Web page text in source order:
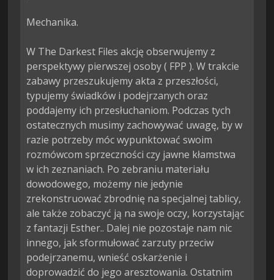
Mechanika.
W The Darkest Files akcję obserwujemy z
perspektywy pierwszej osoby ( FPP ). W trakcie
zabawy przeszukujemy akta z przeszłości,
typujemy świadków i podejrzanych oraz
poddajemy ich przesłuchaniom. Podczas tych
ostatecznych musimy zachowywać uwagę, by w
razie potrzeby móc wypunktować swoim
rozmówcom sprzeczności czy jawne kłamstwa
w ich zeznaniach. Po zebraniu materiału
dowodowego, możemy nie jedynie
zrekonstruować zbrodnię na specjalnej tablicy,
ale także zobaczyć ją na swoje oczy, korzystając
z fantazji Esther.. Dalej nie pozostaje nam nic
innego, jak sformułować zarzuty przeciw
podejrzanemu, wnieść oskarżenie i
doprowadzić do jego aresztowania. Ostatnim